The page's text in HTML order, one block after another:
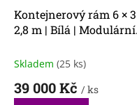
Kontejnerový rám 6 ×
2,8 m | Bílá | Modulární
Skladem (25 ks)
39 000 Kč / ks